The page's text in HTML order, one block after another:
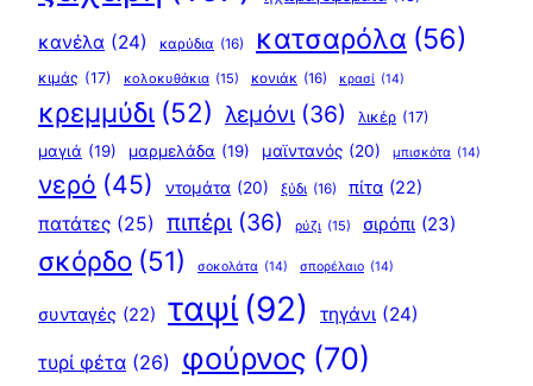
κανέλα (24) καρύδια (16) κατσαρόλα (56)
κιμάς (17) κολοκυθάκια (15) κονιάκ (16) κρασί (14)
κρεμμύδι (52) λεμόνι (36) λικέρ (17)
μαγιά (19) μαρμελάδα (19) μαϊντανός (20) μπισκότα (14)
νερό (45) ντομάτα (20) ξύδι (16) πίτα (22)
πατάτες (25) πιπέρι (36) ρύζι (15) σιρόπι (23)
σκόρδο (51) σοκολάτα (14) σπορέλαιο (14)
συνταγές (22) ταψί (92) τηγάνι (24)
τυρί φέτα (26) φούρνος (70)